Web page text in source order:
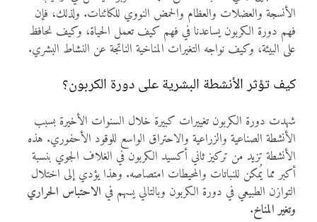
الأنسجة والعضلات والعظام والحمض النووي للكائنات. ولذلك، فإن
فهم دورة الكربون يساعدنا في فهم كيف تعمل الحياة، وكيف نحافظ
على البيئة، وكيف نواجه التغيرات المناخية الناتجة عن النشاط البشري.
كيف تؤثر الأنشطة البشرية على دورة الكربون؟
شهدت دورة الكربون تغييرات كبيرة خلال السنوات الأخيرة بسبب
الأنشطة الصناعية والزراعية والاحتراق الواسع للوقود الأحفوري. هذه
الأنشطة تزيد من تركيز ثاني أكسيد الكربون في الغلاف الجوي بنسبة
أكبر مما يُمكن للنباتات والمحيطات امتصاصه. وهذا يؤدي إلى اختلال
التوازن الطبيعي في دورة الكربون وبالتالي يسهم في الاحتباس الحراري
وتغير المناخ.